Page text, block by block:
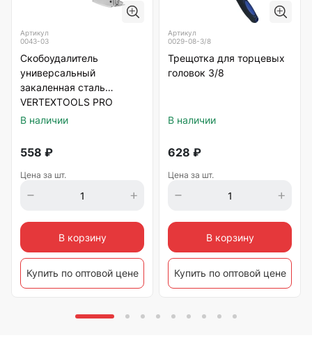
Артикул
0043-03
Скобоудалитель
универсальный
закаленная сталь
VERTEXTOOLS PRO
В наличии
558 ₽
Цена за шт.
В корзину
Купить по оптовой цене
Артикул
0029-08-3/8
Трещотка для торцевых
головок 3/8
В наличии
628 ₽
Цена за шт.
В корзину
Купить по оптовой цене